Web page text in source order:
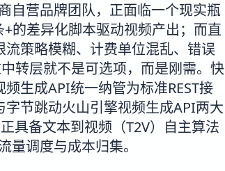
自营品牌团队，正面临一个现实瓶
的差异化脚本驱动视频产出；而直
策略模糊、计费单位混乱、错误
转层就不是可选项，而是刚需。快
生成API统一纳管为标准REST接
节跳动火山引擎视频生成API两大
具备文本到视频（T2V）自主算法
调度与成本归集。